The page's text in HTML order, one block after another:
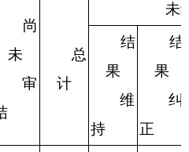
尚
未
审
总
计
未
结
果
维
持
结
果
纠
正